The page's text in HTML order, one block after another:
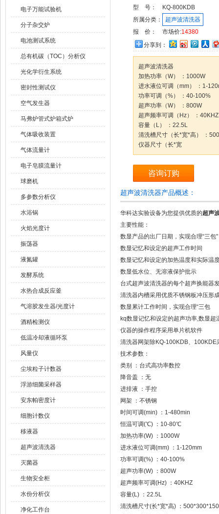
电子万能试验机
分子杂交炉
电池测试系统
总有机碳（TOC）分析仪
光化学衍生系统
密封性测试仪
空气发生器
马弗炉管式炉箱式炉
气体吸收装置
气体流量计
电子皂膜流量计
球磨机
多参数分析仪
水浴锅
火焰光度计
振荡器
液氮罐
发酵系统
水热合成反应釜
气溶胶发生器/光度计
酒精检测仪
低温冷却液循环泵
风量仪
尘埃粒子计数器
浮游细菌采样器
安东帕密度计
细胞计数仪
移液器
超声波清洗器
灭菌器
生物安全柜
水份分析仪
净化工作台
型 号：
KQ-800KDB
所属分类：
超声波清洗器
报 价：
市场价:14380
分享到：
超声波清洗器
加热功率（W） ：1000W
进水液位可调（mm） ：1-
功率可调（%） ：40-100%
超声功率（W） ：800W
超声频率可调（Hz） ：40KHZ
容量（L） ：22.5L
清洗槽尺寸（长*宽*高） ：
仪器尺寸（长*宽
咨询订购
超声波清洗器产品概述：
华科达实验设备为您提供优质的超声
主要性能：
数显产品的出厂日期，实现合理“三包"
数显记忆和设定的超声工作时间
数显记忆和设定的加热温度和实际温
数显低水位、无溶液保护批示
台式超声波清洗器的每个超声换能器
清洗器内槽采用优质不锈钢板冲压形
数显累计工作时间，实现合理“三包
kq数显记忆和设定的超声功率,数显
仪器的操作程序采用单片机软件
清洗器网架除KQ-100KDB、
技术参数：
类别 ：台式高功率数控
降音盖 ：无
进排液 ：手控
网架 ：不锈钢
时间可调(min) ：1-480min
恒温可调(℃) ：10-80℃
加热功率(W) ：1000W
进水液位可调(mm) ：1-120mm
功率可调(%) ：40-100%
超声功率(W) ：800W
超声频率可调(Hz) ：40KHZ
容量(L) ：22.5L
清洗槽尺寸(长*宽*高) ：